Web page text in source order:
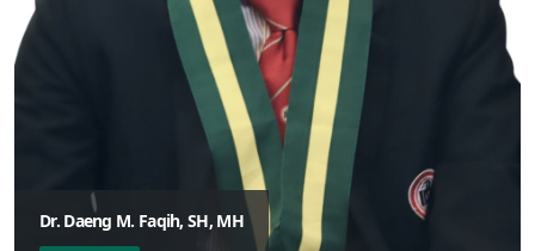
Dr. Daeng M. Faqih, SH, MH